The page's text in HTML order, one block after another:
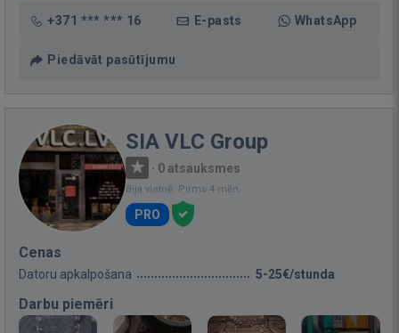
+371 *** *** 16 E-pasts WhatsApp
Piedāvāt pasūtījumu
SIA VLC Group
· 0 atsauksmes
Bija vietnē: Pirms 4 mēn.
PRO
Cenas
Datoru apkalpošana 5-25€/stunda
Darbu piemēri